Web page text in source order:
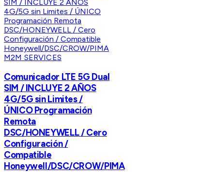
M2M SERVICES
Comunicador LTE 5G Dual
SIM / INCLUYE 2 AÑOS
4G/5G sin Limites /
ÚNICO Programación
Remota
DSC/HONEYWELL / Cero
Configuración /
Compatible
Honeywell/DSC/CROW/PIMA